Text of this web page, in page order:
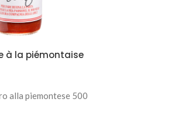
à la piémontaise
alla piemontese 500